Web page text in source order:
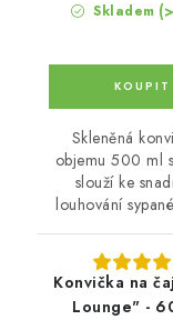
Skladem
Skleněná
objemu 500 ml
slouží ke
louhování
Konvička na
Lounge" -